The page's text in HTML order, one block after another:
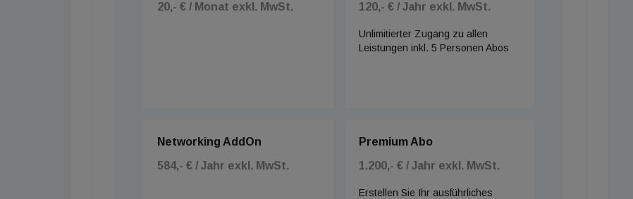
20,- € / Monat exkl. MwSt.
120,- € / Jahr exkl. MwSt.
Unlimitierter Zugang zu allen
Leistungen inkl. 5 Personen Abos
Networking AddOn
584,- € / Jahr exkl. MwSt.
Premium Abo
1.200,- € / Jahr exkl. MwSt.
Erstellen Sie Ihr ausführliches